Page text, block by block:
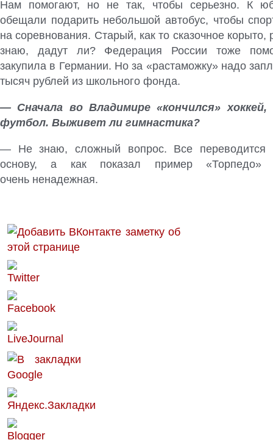
Нам помогают, но не так, чтобы серьезно. К
обещали подарить небольшой автобус, чтобы
на соревнования. Старый, как то сказочное
знаю, дадут ли? Федерация России тоже
закупила в Германии. Но за «растаможку» надо
тысяч рублей из школьного фонда.
— Сначала во Владимире «кончился»
футбол. Выживет ли гимнастика?
— Не знаю, сложный вопрос. Все переводится
основу, а как показал пример
очень ненадежная.